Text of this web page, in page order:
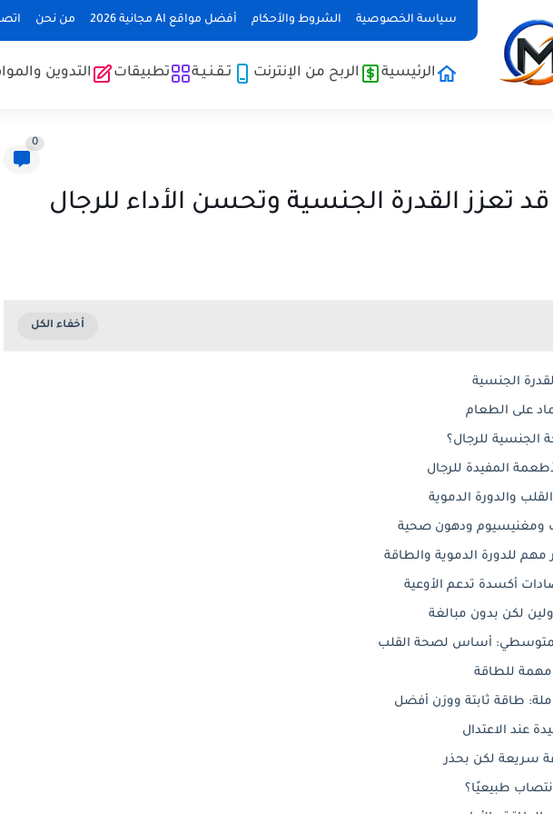
سياسة الخصوصية الشروط والأحكام أفضل مواقع AI مجانية 2026 من نحن
الرئيسية الربح من الإنترنت تـقـنـيـة تطبيقات التدوين
0
تعزز القدرة الجنسية وتحسن الأداء للرجال
الجنسية
على الطعام
الجنسية للرجال؟
المفيدة للرجال
طبيعيًا؟